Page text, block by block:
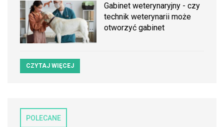
Gabinet weterynaryjny - czy
technik weterynarii może
otworzyć gabinet
CZYTAJ WIĘCEJ
POLECANE